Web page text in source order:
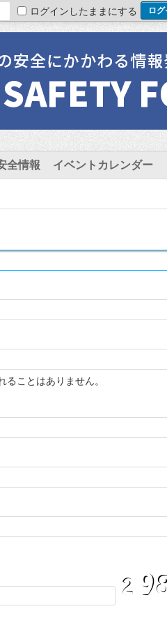
ログインしたままにする
全情報 イベントカレンダー
ことはありません。